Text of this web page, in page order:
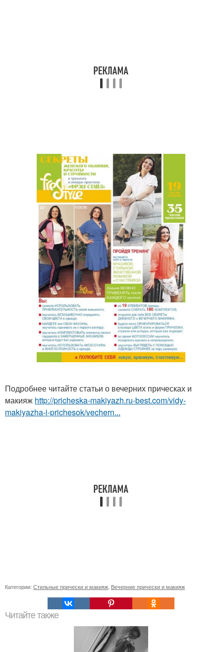
Подробнее читайте статьи о вечерних прическах и
макияж http://pricheska-makiyazh.ru-best.com/vidy-
makiyazha-i-prichesok/vechern...
Категории: Стильные прически и макияж Вечерние прически и макияж
Читайте также